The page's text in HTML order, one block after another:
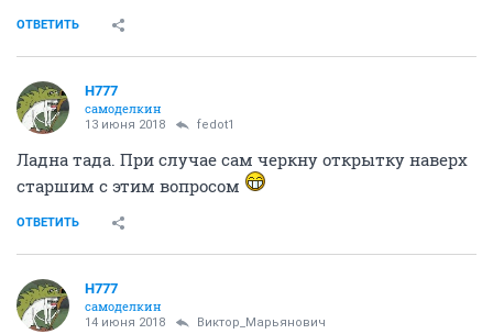
ОТВЕТИТЬ
H777
самоделкин
13 июня 2018 fedot1
Ладна тада. При случае сам черкну открытку наверх
старшим с этим вопросом
ОТВЕТИТЬ
H777
самоделкин
14 июня 2018 Виктор_Марьянович